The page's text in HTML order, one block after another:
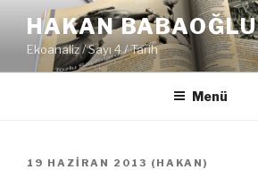
HAKAN BABAOĞLU
Ekoanaliz / Sayı 4 / Tarih
Menü
YAYIM
19 HAZIRAN 2013 ( HAKAN )